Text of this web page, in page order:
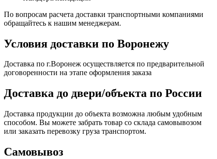
По вопросам расчета доставки транспортными компаниями
обращайтесь к нашим менеджерам.
Условия доставки по Воронежу
Доставка по г.Воронеж осуществляется по предварительной
договоренности на этапе оформления заказа
Доставка до двери/объекта по России
Доставка продукции до объекта возможна любым удобным
способом. Вы можете забрать товар со склада самовывозом
или заказать перевозку груза транспортом.
Самовывоз